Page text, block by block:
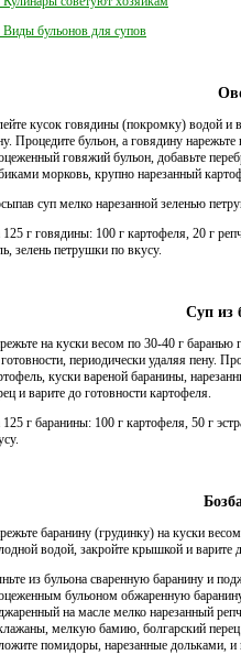
бульонов для супов
кусок говядины (покромку) водой и
Процедите бульон, а говядину
говяжий бульон, добавьте
морковь, крупно нарезанный
суп мелко нарезанной зеленью
г говядины: 100 г картофеля, 20 г
зелень петрушки по вкусу.
Суп из
на куски весом по 30-40 г баранью
периодически удаляя пену.
куски вареной баранины,
и варите до готовности картофеля.
г баранины: 100 г картофеля, 50 г
баранину (грудинку) на куски
водой, закройте крышкой и варите
из бульона сваренную баранину и
бульоном обжаренную
на масле мелко нарезанный
мелкую бамию, болгарский перец
помидоры, нарезанные дольками, и